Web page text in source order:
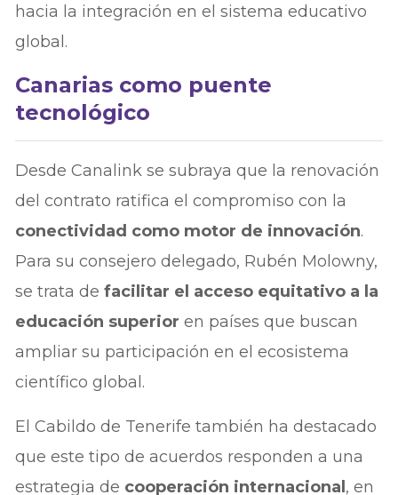
hacia la integración en el sistema educativo
global.
Canarias como puente
tecnológico
Desde Canalink se subraya que la renovación
del contrato ratifica el compromiso con la
conectividad como motor de innovación.
Para su consejero delegado, Rubén Molowny,
se trata defacilitar el acceso equitativo a la
educación superior en países que buscan
ampliar su participación en el ecosistema
científico global.
El Cabildo de Tenerife también ha destacado
que este tipo de acuerdos responden a una
estrategia de cooperación internacional , en